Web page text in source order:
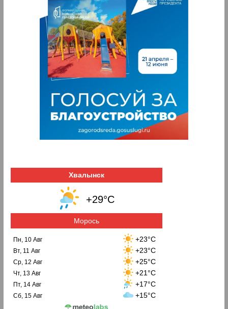
Хвалынск
+29°C
Морось
Пн, 10 Авг +23°C
Вт, 11 Авг +23°C
Ср, 12 Авг +25°C
Чт, 13 Авг +21°C
Пт, 14 Авг +17°C
Сб, 15 Авг +15°C